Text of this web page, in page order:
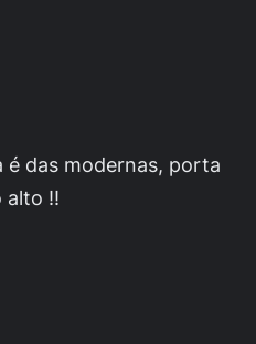
é das modernas, porta
alto !!